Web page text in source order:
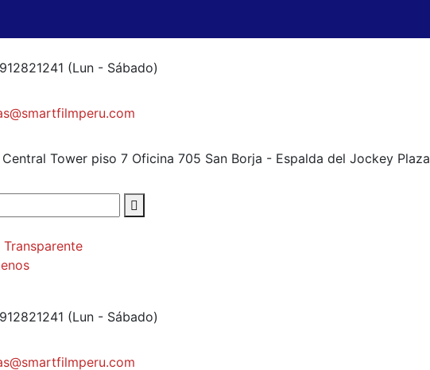
(Lun - Sábado)
Tower piso 7 Oficina 705 San Borja - Espalda del Jockey Plaza
Transparente
(Lun - Sábado)